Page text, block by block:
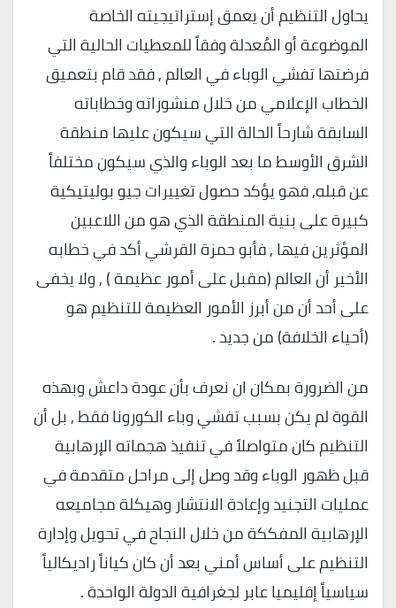
يحاول التنظيم أن يعمق إستراتيجيته الخاصة
الموضوعة أو المُعدلة وفقاً للمعطيات الحالية التي
فرضتها تفشي الوباء في العالم , فقد قام بتعميق
الخطاب الإعلامي من خلال منشوراته وخطاباته
السابقة شارحاً الحالة التي سيكون عليها منطقة
الشرق الأوسط ما بعد الوباء والذي سيكون مختلفاً
عن قبله, فهو يؤكد حصول تغييرات جيو بوليتيكية
كبيرة على بنية المنطقة الذي هو من اللاعبين
المؤثرين فيها , فأبو حمزة القرشي أكد في خطابه
الأخير أن العالم (مقبل على أمور عظيمة ) , ولا يخفى
على أحد أن من أبرز الأمور العظيمة للتنظيم هو
(أحياء الخلافة) من جديد .
من الضرورة بمكان ان نعرف بأن عودة داعش وبهذه
القوة لم يكن بسبب تفشي وباء الكورونا فقط , بل أن
التنظيم كان متواصلاً في تنفيذ هجماته الإرهابية
قبل ظهور الوباء وقد وصل إلى مراحل متقدمة في
عمليات التجنيد وإعادة الانتشار وهيكلة مجاميعه
الإرهابية المفككة من خلال النجاح في تحويل وإدارة
التنظيم على أساس أمني بعد أن كان كياناً راديكالياً
سياسياً إقليميا عابر لجغرافية الدولة الواحدة .